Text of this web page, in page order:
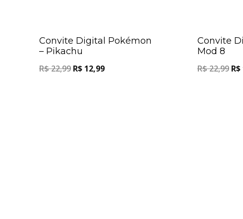
Convite Digital Pokémon
– Pikachu
R$22,99 R$ 12,99
Convite
Mod 8
R$22,99 R$